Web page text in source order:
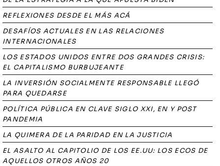
REFLEXIONES DESDE EL MÁS ACÁ
DESAFÍOS ACTUALES EN LAS RELACIONES
INTERNACIONALES
LOS ESTADOS UNIDOS ENTRE DOS GRANDES CRISIS:
EL CAPITALISMO BURBUJEANTE
LA INVERSIÓN SOCIALMENTE RESPONSABLE LLEGÓ
PARA QUEDARSE
POLÍTICA PÚBLICA EN CLAVE SIGLO XXI, EN Y POST
PANDEMIA
LA QUIMERA DE LA PARIDAD EN LA JUSTICIA
EL ASALTO AL CAPITOLIO DE LOS EE.UU: LOS ECOS DE
AQUELLOS OTROS AÑOS 20